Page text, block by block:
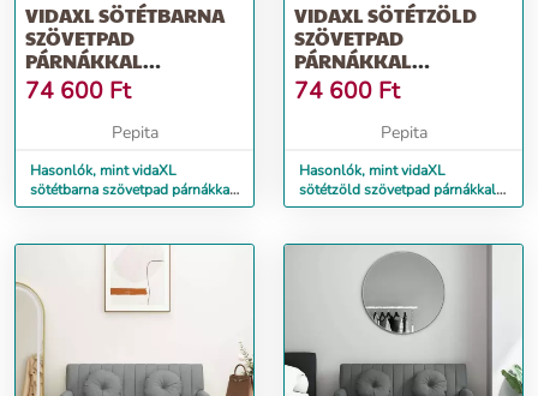
VIDAXL SÖTÉTBARNA
SZÖVETPAD
PÁRNÁKKAL
113X64,5X75,5 CM
74 600 Ft
Pepita
Hasonlók, mint vidaXL
sötétbarna szövetpad párnákkal
113x64,5x75,5 cm
VIDAXL SÖTÉTZÖLD
SZÖVETPAD
PÁRNÁKKAL
113X64,5X75,5 CM
74 600 Ft
Pepita
Hasonlók, mint vidaXL
sötétzöld szövetpad párnákkal
113x64,5x75,5 cm